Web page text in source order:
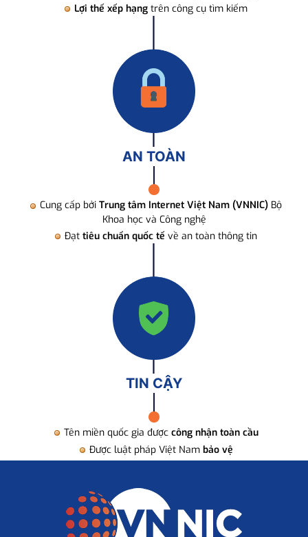
Lợi thế xếp hạng trên công cụ tìm kiếm
AN TOÀN
Cung cấp bởi Trung tâm Internet Việt Nam (VNNIC) Bộ
Khoa học và Công nghệ
Đạt tiêu chuẩn quốc tế về an toàn thông tin
TIN CẬY
Tên miền quốc gia được công nhận toàn cầu
Được luật pháp Việt Nam bảo vệ